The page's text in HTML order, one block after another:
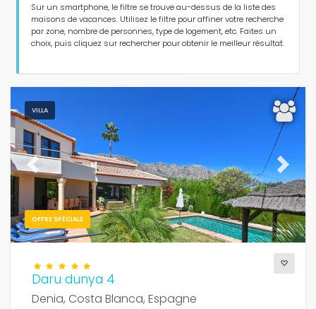
Personnes
Chambres
Salles de bains
Services populaires
Conditions
Sur un smartphone, le filtre se trouve au-dessus de la liste des
maisons de vacances. Utilisez le filtre pour affiner votre recherche
par zone, nombre de personnes, type de logement, etc. Faites un
choix, puis cliquez sur rechercher pour obtenir le meilleur résultat.
VILLA
OFFRE SPÉCIALE
Previous Next
Daru dunya 4
Denia, Costa Blanca, Espagne